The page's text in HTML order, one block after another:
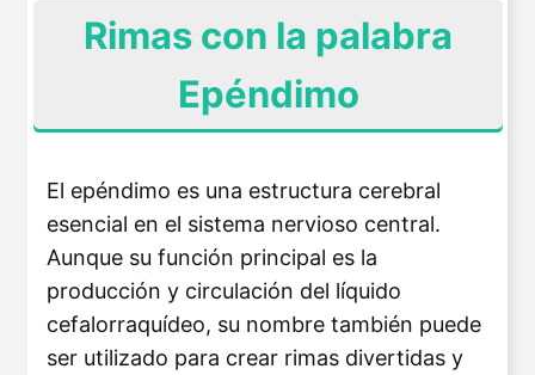
Rimas con la palabra
Epéndimo
El epéndimo es una estructura cerebral
esencial en el sistema nervioso central.
Aunque su función principal es la
producción y circulación del líquido
cefalorraquídeo, su nombre también puede
ser utilizado para crear rimas divertidas y